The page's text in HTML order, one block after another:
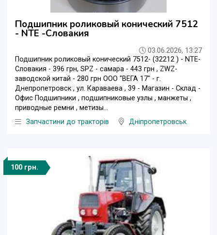
Подшипник роликовый конический 7512
- NTE -Словакия
03.06.2026, 13:27
Подшипник роликовый конический 7512- (32212 ) - NTE-
Словакия - 396 грн, SPZ - самара - 443 грн , ZWZ-
заводской китай - 280 грн ООО "ВЕГА 17" - г.
Днепропетровск , ул. Караваева , 39 - Магазин - Склад -
Офис Подшипники , подшипниковые узлы , манжеты ,
приводные ремни , метизы...
Запчастини до тракторів
Дніпропетровськ
100 грн.